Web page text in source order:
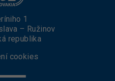
1
– Ružinov
republika
cookies